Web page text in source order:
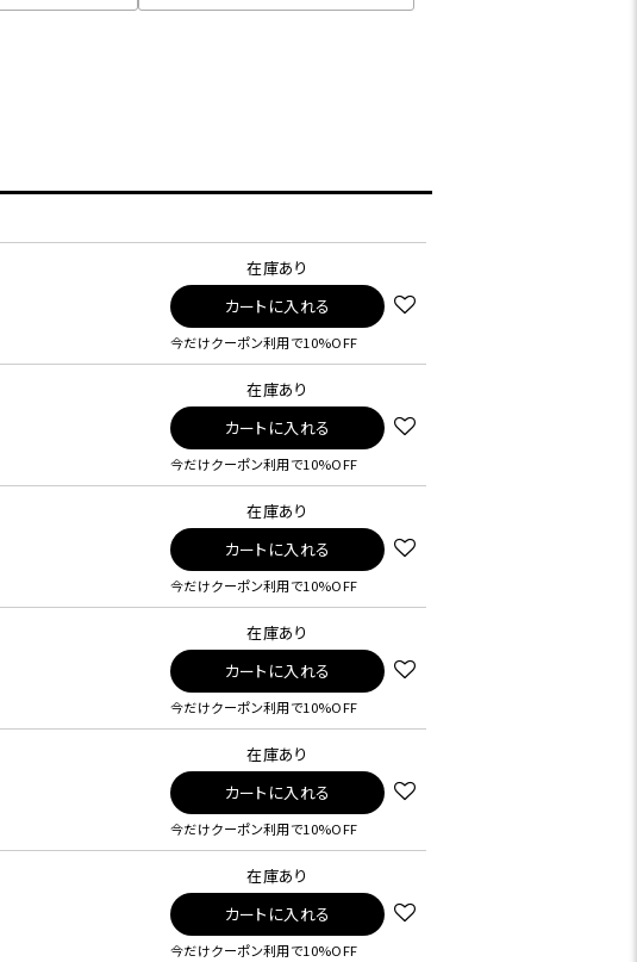
在庫あり
カートに入れる
今だけクーポン利用で10%OFF
在庫あり
カートに入れる
今だけクーポン利用で10%OFF
在庫あり
カートに入れる
今だけクーポン利用で10%OFF
在庫あり
カートに入れる
今だけクーポン利用で10%OFF
在庫あり
カートに入れる
今だけクーポン利用で10%OFF
在庫あり
カートに入れる
今だけクーポン利用で10%OFF